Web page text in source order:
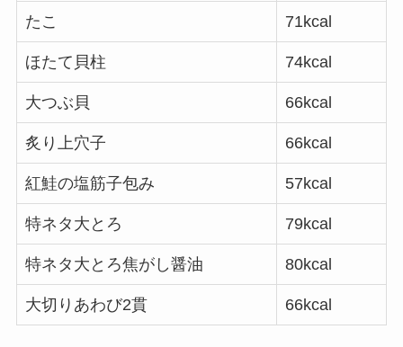
たこ 71kcal
ほたて貝柱 74kcal
大つぶ貝 66kcal
炙り上穴子 66kcal
紅鮭の塩筋子包み 57kcal
特ネタ大とろ 79kcal
特ネタ大とろ焦がし醤油 80kcal
大切りあわび2貫 66kcal